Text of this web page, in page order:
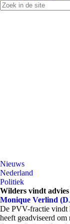
Nieuws
Nederland
Politiek
Wilders vindt
Monique Verlind
De PVV-fractie vindt
heeft geadviseerd